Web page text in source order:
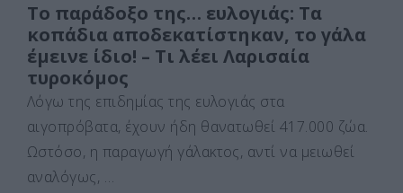
Το παράδοξο της… ευλογιάς: Τα
κοπάδια αποδεκατίστηκαν, το γάλα
έμεινε ίδιο! – Τι λέει Λαρισαία
τυροκόμος
Λόγω της επιδημίας της ευλογιάς στα
αιγοπρόβατα, έχουν ήδη θανατωθεί 417.000 ζώα.
Ωστόσο, η παραγωγή γάλακτος, αντί να μειωθεί
αναλόγως, …